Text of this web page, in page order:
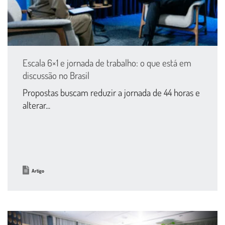
Escala 6×1 e jornada de trabalho: o que está em
discussão no Brasil
Propostas buscam reduzir a jornada de 44 horas e
alterar...
Artigo